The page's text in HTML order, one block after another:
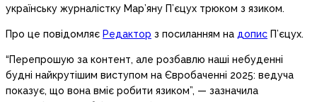
українську журналістку Мар’яну П’єцух трюком з язиком.
Про це повідомляє Редактор з посиланням на допис П’єцух.
“Перепрошую за контент, але розбавлю наші небуденні
будні найкрутішим виступом на Євробаченні 2025: ведуча
показує, що вона вміє робити язиком”, — зазначила